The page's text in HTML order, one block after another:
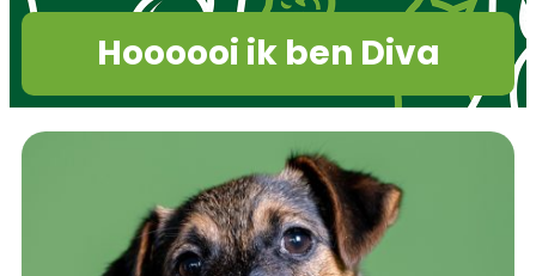
Hoooooi ik ben Diva